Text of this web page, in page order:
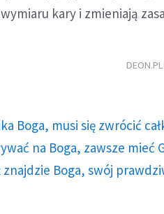
kary i zmieniają
Boga, musi się zwrócić
na Boga, zawsze mieć
znajdzie Boga, swój